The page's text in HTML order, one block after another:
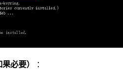
必要） ：